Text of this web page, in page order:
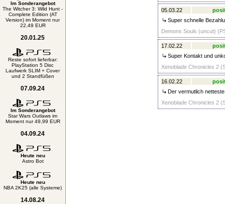
Im Sonderangebot
The Witcher 3: Wild Hunt -
Complete Edition (AT
Version) im Moment nur
22,49 EUR
20.01.25
Reste sofort lieferbar:
PlayStation 5 Disc
Laufwerk SLIM + Cover
und 2 Standfüßen
07.09.24
Im Sonderangebot
Star Wars Outlaws im
Moment nur 49,99 EUR
04.09.24
Heute neu
Astro Bot
Heute neu
NBA 2K25 (alle Systeme)
14.08.24
05.03.22
Super schnelle
Demons Souls (uncut)
17.02.22
Super Kontakt und
Xenoblade Chronicles 2
16.02.22
Der vermutlich
Xenoblade Chronicles 2